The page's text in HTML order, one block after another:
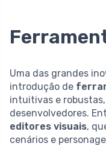
Uma das grandes
introdução de
intuitivas e
desenvolvedores.
editores visuais,
cenários e